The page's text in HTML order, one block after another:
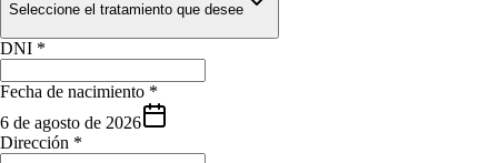
Seleccione el tratamiento que desee
DNI *
Fecha de nacimiento *
6 de agosto de 2026
Dirección *